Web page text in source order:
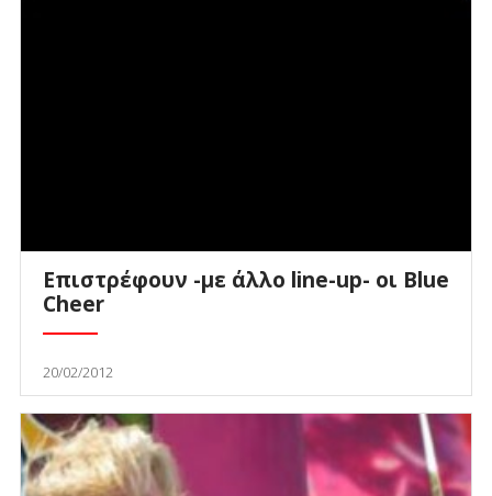
Επιστρέφουν -με άλλο line-up- οι Blue
Cheer
20/02/2012